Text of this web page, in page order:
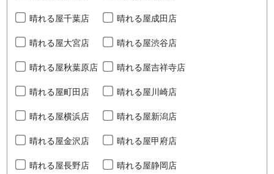
晴れる屋千葉店 晴れる屋成田店
晴れる屋大宮店 晴れる屋渋谷店
晴れる屋秋葉原店 晴れる屋吉祥寺店
晴れる屋町田店 晴れる屋川崎店
晴れる屋横浜店 晴れる屋新潟店
晴れる屋金沢店 晴れる屋甲府店
晴れる屋長野店 晴れる屋静岡店